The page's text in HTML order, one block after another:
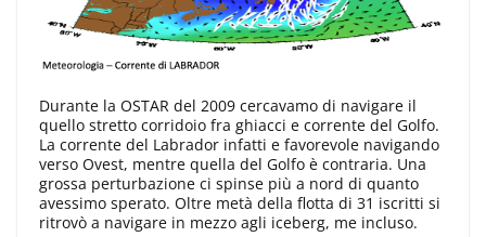
Durante la OSTAR del 2009 cercavamo di navigare il
quello stretto corridoio fra ghiacci e corrente del Golfo.
La corrente del Labrador infatti e favorevole navigando
verso Ovest, mentre quella del Golfo è contraria. Una
grossa perturbazione ci spinse più a nord di quanto
avessimo sperato. Oltre metà della flotta di 31 iscritti si
ritrovò a navigare in mezzo agli iceberg, me incluso.